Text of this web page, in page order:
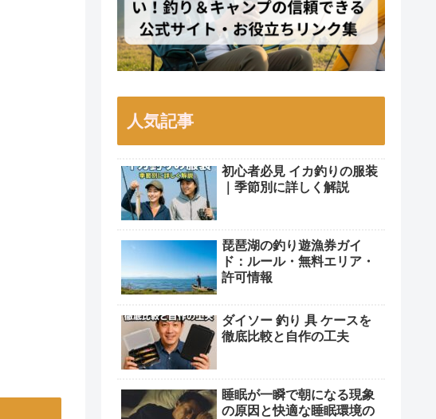
人気記事
初心者必見 イカ釣りの服装
｜季節別に詳しく解説
琵琶湖の釣り遊漁券ガイ
ド：ルール・無料エリア・
許可情報
ダイソー 釣り 具 ケースを
徹底比較と自作の工夫
睡眠が一瞬で朝になる現象
の原因と快適な睡眠環境の